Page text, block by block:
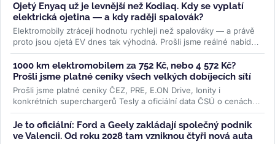
Ojetý Enyaq už je levnější než Kodiaq. Kdy se vyplatí
elektrická ojetina — a kdy raději spalovák?
Elektromobily ztrácejí hodnotu rychleji než spalováky — a právě
proto jsou ojetá EV dnes tak výhodná. Prošli jsme reálné nabídky
na...>>
1000 km elektromobilem za 752 Kč, nebo 4 572 Kč?
Prošli jsme platné ceníky všech velkých dobíjecích sítí
Prošli jsme platné ceníky ČEZ, PRE, E.ON Drive, Ionity i
konkrétních superchargerů Tesly a oficiální data ČSÚ o cenách
paliv. Rozdíl je...>>
Je to oficiální: Ford a Geely zakládají společný podnik
ve Valencii. Od roku 2028 tam vzniknou čtyři nová auta